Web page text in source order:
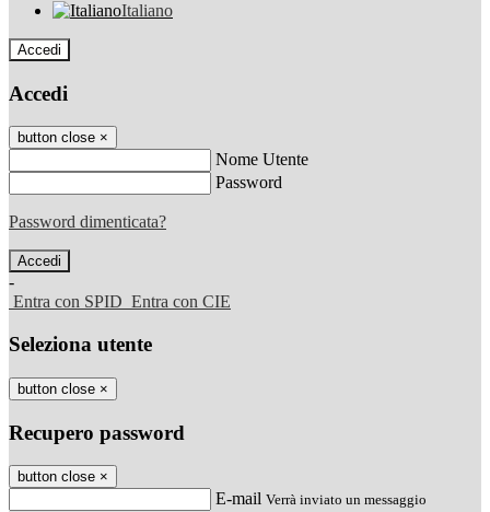
Italiano
Accedi
Accedi
button close ×
Nome Utente
Password
Password dimenticata?
-
Entra con SPID Entra con CIE
Seleziona utente
button close ×
Recupero password
button close ×
E-mail Verrà inviato un messaggio